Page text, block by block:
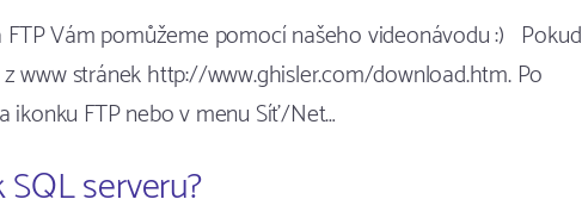
FTP Vám pomůžeme pomocí našeho videonávodu :) Pokud
www stránek http://www.ghisler.com/download.htm. Po
ikonku FTP nebo v menu Síť/Net…
serveru?